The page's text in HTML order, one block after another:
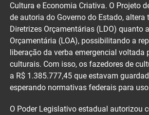
Cultura e Economia Criativa. O Projeto
de autoria do Governo do Estado, altera
Diretrizes Orçamentárias (LDO) quanto
Orçamentária (LOA), possibilitando a
liberação da verba emergencial voltada
culturais. Com isso, os fazedores de
a R$ 1.385.777,45 que estavam
esperando normativas federais para
O Poder Legislativo estadual autorizou